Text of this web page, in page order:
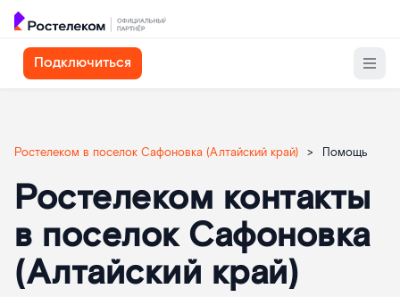
Подключиться
Ростелеком в поселок Сафоновка (Алтайский край) > Помощь
Ростелеком контакты
в поселок Сафоновка
(Алтайский край)